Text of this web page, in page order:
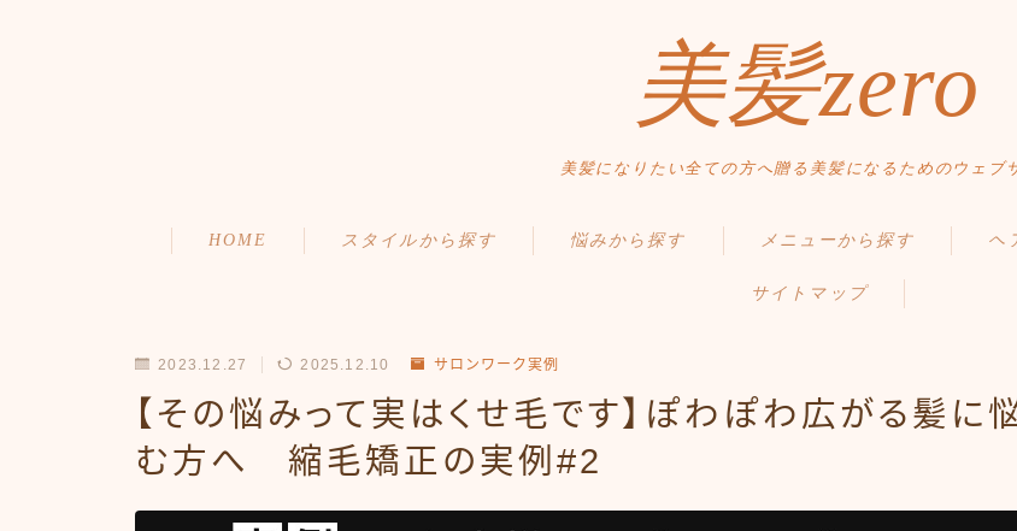
美髪zero
美髪になりたい全ての方へ贈る美髪になるためのウェブ
HOME
アクセス・サロン情報
ご予約
スタイルから探す
ミディアム
ロング
悩みから探す
ボリューム
抜け毛 薄毛
メニューから探す
縮毛矯正・髪質改善
パーマ
ヘ
間違っ
サイトマップ
HOME
ご予約
2023.12.27 2025.12.10 サロンワーク実例
【その悩みって実はくせ毛です】ぽわぽわ広がる髪に
む方へ 縮毛矯正の実例#2